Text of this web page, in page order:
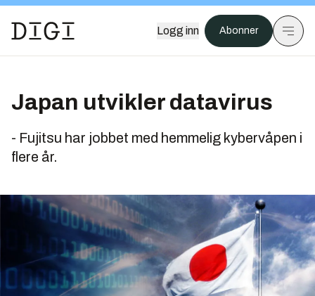
Logg inn Abonner
Japan utvikler datavirus
- Fujitsu har jobbet med hemmelig kybervåpen i
flere år.